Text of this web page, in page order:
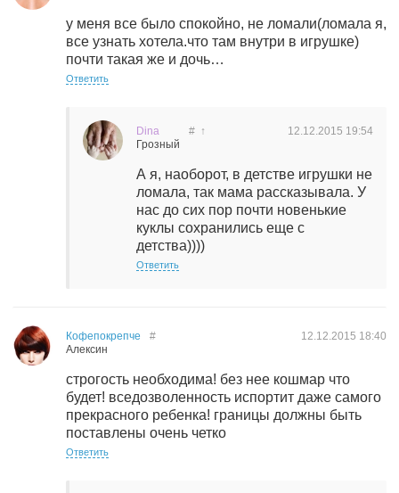
у меня все было спокойно, не ломали(ломала я,
все узнать хотела.что там внутри в игрушке)
почти такая же и дочь…
Ответить
Dina
Грозный
12.12.2015 19:54
# ↑
А я, наоборот, в детстве игрушки не
ломала, так мама рассказывала. У
нас до сих пор почти новенькие
куклы сохранились еще с
детства))))
Ответить
Кофепокрепче
Алексин
12.12.2015 18:40
#
строгость необходима! без нее кошмар что
будет! вседозволенность испортит даже самого
прекрасного ребенка! границы должны быть
поставлены очень четко
Ответить